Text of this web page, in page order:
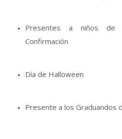
Presentes a niños de
Confirmación
Día de Halloween
Presente a los Graduandos